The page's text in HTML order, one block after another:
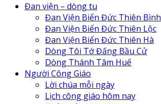
Đan viện – dòng tu
Đan Viện Biển Đức Thiên Bình
Đan Viện Biển Đức Thiên Lộc
Đan Viện Biển Đức Thiên Hà
Dòng Tôi Tớ Đấng Bầu Cử
Dòng Thánh Tâm Huế
Người Công Giáo
Lời chúa mỗi ngày
Lịch công giáo hôm nay